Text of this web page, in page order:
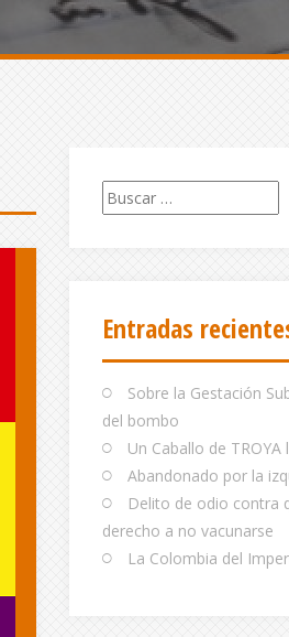
Buscar:
Entradas
Sobre la Gestación
del bombo
Un Caballo de
Abandonado por la
Delito de odio contra
derecho a no vacunarse
La Colombia del